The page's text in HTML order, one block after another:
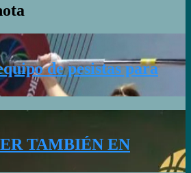
de pesistas para
TAMBIÉN EN